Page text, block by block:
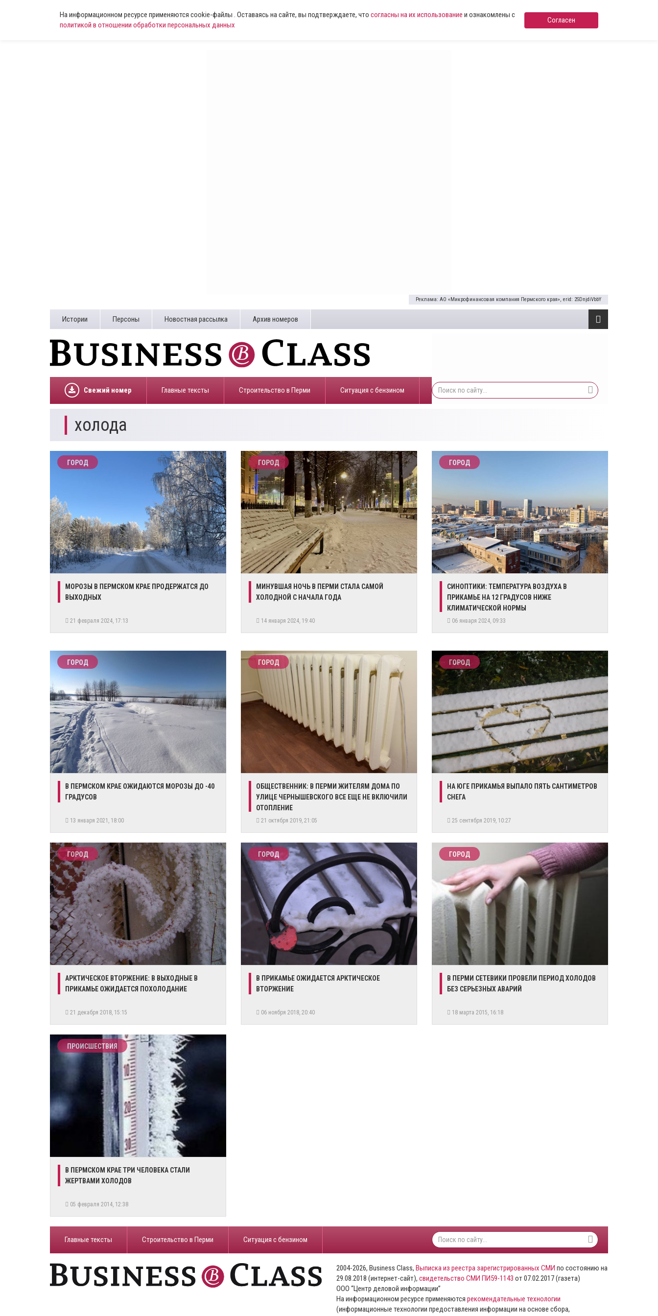
На информационном ресурсе применяются cookie-файлы . Оставаясь на сайте, вы подтверждаете, что согласны на их использование и ознакомлены с
политикой в отношении обработки персональных данных
Согласен
Реклама: АО «Микрофинансовая компания Пермского края», erid: 2SDnjdiVbbY
Истории Персоны Новостная рассылка Архив номеров
Свежий номер Главные тексты Строительство в Перми ​Ситуация с бензином
холода
ГОРОД
МОРОЗЫ В ПЕРМСКОМ КРАЕ ПРОДЕРЖАТСЯ ДО
ВЫХОДНЫХ
21 февраля 2024, 17:13
ГОРОД
​МИНУВШАЯ НОЧЬ В ПЕРМИ СТАЛА САМОЙ
ХОЛОДНОЙ С НАЧАЛА ГОДА
14 января 2024, 19:40
ГОРОД
СИНОПТИКИ: ТЕМПЕРАТУРА ВОЗДУХА В
ПРИКАМЬЕ НА 12 ГРАДУСОВ НИЖЕ
КЛИМАТИЧЕСКОЙ НОРМЫ
06 января 2024, 09:33
ГОРОД
​В ПЕРМСКОМ КРАЕ ОЖИДАЮТСЯ МОРОЗЫ ДО -40
ГРАДУСОВ
13 января 2021, 18:00
ГОРОД
ОБЩЕСТВЕННИК: В ПЕРМИ ЖИТЕЛЯМ ДОМА ПО
УЛИЦЕ ЧЕРНЫШЕВСКОГО ВСЕ ЕЩЕ НЕ ВКЛЮЧИЛИ
ОТОПЛЕНИЕ
21 октября 2019, 21:05
ГОРОД
НА ЮГЕ ПРИКАМЬЯ ВЫПАЛО ПЯТЬ САНТИМЕТРОВ
СНЕГА
25 сентября 2019, 10:27
ГОРОД
АРКТИЧЕСКОЕ ВТОРЖЕНИЕ: В ВЫХОДНЫЕ В
ПРИКАМЬЕ ОЖИДАЕТСЯ ПОХОЛОДАНИЕ
21 декабря 2018, 15:15
ГОРОД
​В ПРИКАМЬЕ ОЖИДАЕТСЯ АРКТИЧЕСКОЕ
ВТОРЖЕНИЕ
06 ноября 2018, 20:40
ГОРОД
В ПЕРМИ СЕТЕВИКИ ПРОВЕЛИ ПЕРИОД ХОЛОДОВ
БЕЗ СЕРЬЕЗНЫХ АВАРИЙ
18 марта 2015, 16:18
ПРОИСШЕСТВИЯ
В ПЕРМСКОМ КРАЕ ТРИ ЧЕЛОВЕКА СТАЛИ
ЖЕРТВАМИ ХОЛОДОВ
05 февраля 2014, 12:38
Главные тексты Строительство в Перми ​Ситуация с бензином
2004-2026, Business Class, Выписка из реестра зарегистрированных СМИ по состоянию на
29.08.2018 (интернет-сайт), свидетельство СМИ ПИ59-1143 от 07.02.2017 (газета)
ООО “Центр деловой информации”
На информационном ресурсе применяются рекомендательные технологии
(информационные технологии предоставления информации на основе сбора,